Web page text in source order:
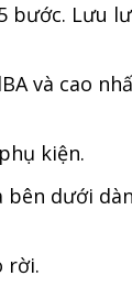
bước. Lưu
và cao
kiện.
dưới
rời.